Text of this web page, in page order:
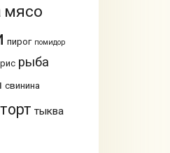
мясо
пирог помидор
рис рыба
свинина
торт тыква